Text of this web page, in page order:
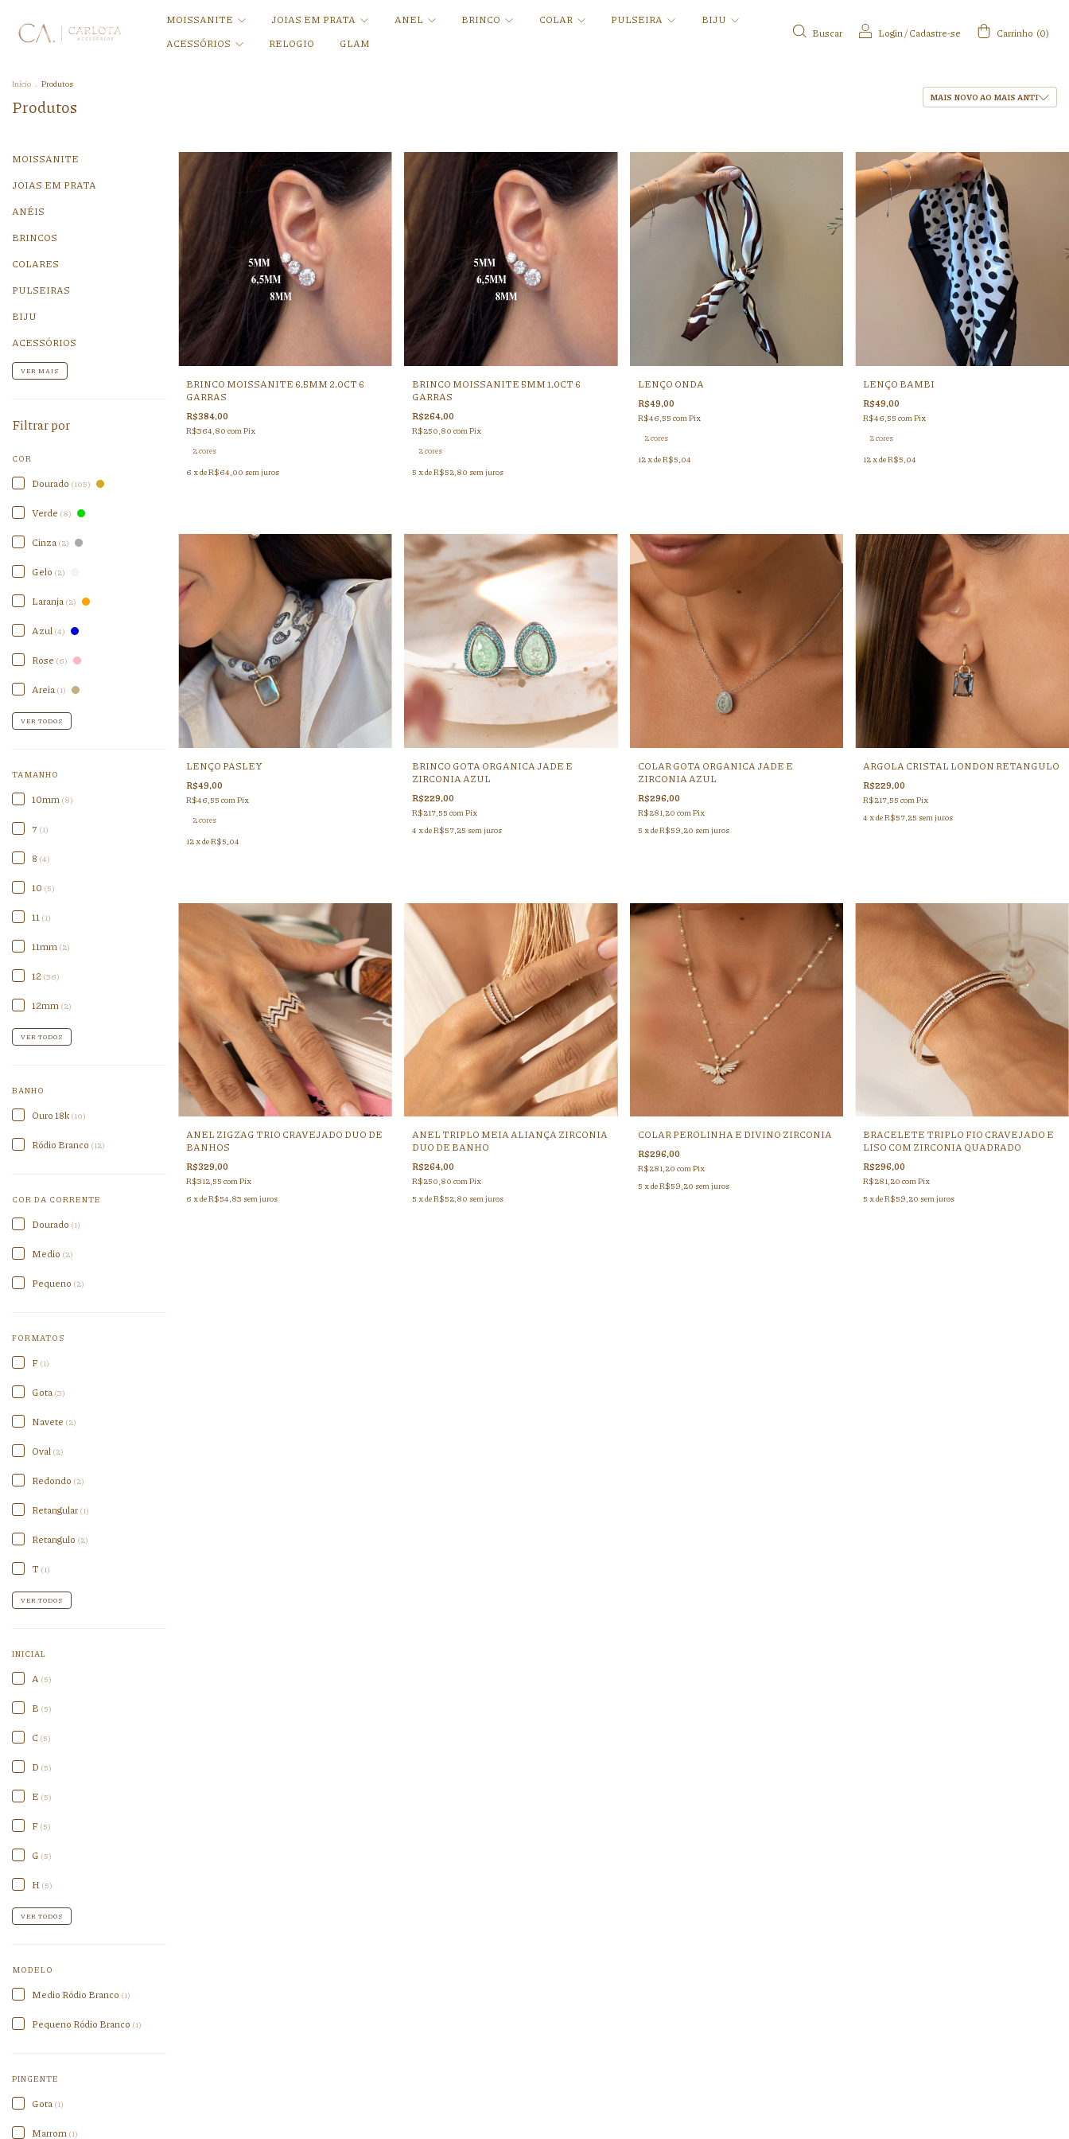
MOISSANITE JOIAS EM PRATA ANEL BRINCO COLAR PULSEIRA
BIJU
ACESSÓRIOS
RELOGIO GLAM
Buscar Login/Cadastre-se Carrinho (0)
Início . Produtos
Produtos
MOISSANITE
JOIAS EM PRATA
ANÉIS
BRINCOS
COLARES
PULSEIRAS
BIJU
ACESSÓRIOS
VER MAIS
Filtrar por
COR
Dourado (105)
Verde (8)
Cinza (2)
Gelo (2)
Laranja (2)
Azul (4)
Rose (6)
Areia (1)
VER TODOS
TAMANHO
10mm (8)
7 (1)
8 (4)
10 (5)
11 (1)
11mm (2)
12 (36)
12mm (2)
VER TODOS
BANHO
Ouro 18k (10)
Ródio Branco (12)
COR DA CORRENTE
Dourado (1)
Medio (2)
Pequeno (2)
FORMATOS
F (1)
Gota (3)
Navete (2)
Oval (2)
Redondo (2)
Retangular (1)
Retangulo (2)
T (1)
VER TODOS
INICIAL
A (5)
B (5)
C (5)
D (5)
E (5)
F (5)
G (5)
H (5)
VER TODOS
MODELO
Medio Ródio Branco (1)
Pequeno Ródio Branco (1)
PINGENTE
Gota (1)
Marrom (1)
BRINCO MOISSANITE 6,5MM 2,0CT 6
GARRAS
R$384,00
R$364,80 com Pix
2 cores
6 x deR$64,00 sem juros
BRINCO MOISSANITE 5MM 1,0CT 6
GARRAS
R$264,00
R$250,80 com Pix
2 cores
5 x deR$52,80 sem juros
LENÇO ONDA
R$49,00
R$46,55 com Pix
2 cores
12 x deR$5,04
LENÇO BAMBI
R$49,00
R$46,55com Pix
2 cores
12 x deR$5,04
LENÇO PASLEY
R$49,00
R$46,55 com Pix
2 cores
12 x deR$5,04
BRINCO GOTA ORGANICA JADE E
ZIRCONIA AZUL
R$229,00
R$217,55 com Pix
4 x deR$57,25 sem juros
COLAR GOTA ORGANICA JADE E
ZIRCONIA AZUL
R$296,00
R$281,20 com Pix
5 x deR$59,20 sem juros
ARGOLA CRISTAL LONDON RETANGULO
R$229,00
R$217,55com Pix
4 x deR$57,25 sem juros
ANEL ZIGZAG TRIO CRAVEJADO DUO DE
BANHOS
R$329,00
R$312,55 comPix
6 x deR$54,83 sem juros
ANEL TRIPLO MEIA ALIANÇA ZIRCONIA
DUO DE BANHO
R$264,00
R$250,80 comPix
5 x deR$52,80 sem juros
COLAR PEROLINHA E DIVINO ZIRCONIA
R$296,00
R$281,20 comPix
5 x deR$59,20 sem juros
BRACELETE TRIPLO FIO CRAVEJADO E
LISO COM ZIRCONIA QUADRADO
R$296,00
R$281,20comPix
5 x deR$59,20 sem juros